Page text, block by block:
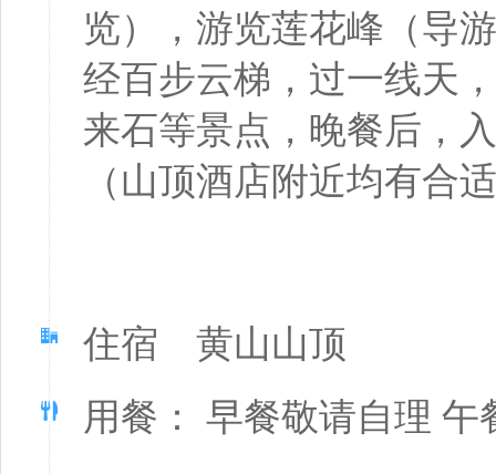
览），游览莲花峰（导
经百步云梯，过一线天
来石等景点，晚餐后，
（山顶酒店附近均有合
住宿 黄山山顶
用餐： 早餐敬请自理